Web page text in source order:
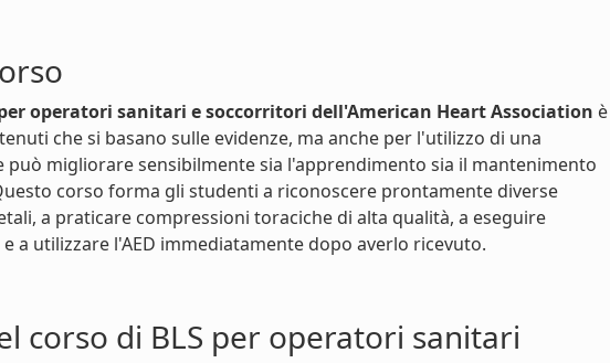
per operatori sanitari e soccorritori dell'American Heart Association è
che si basano sulle evidenze, ma anche per l'utilizzo di una
migliorare sensibilmente sia l'apprendimento sia il mantenimento
corso forma gli studenti a riconoscere prontamente diverse
a praticare compressioni toraciche di alta qualità, a eseguire
a utilizzare l'AED immediatamente dopo averlo ricevuto.
corso di BLS per operatori sanitari